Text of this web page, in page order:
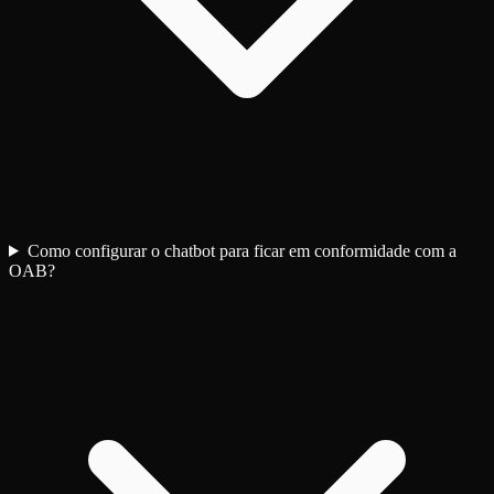
Como configurar o chatbot para ficar em conformidade com a
OAB?